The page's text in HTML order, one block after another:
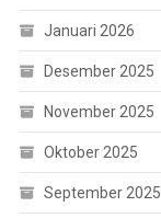
Januari 2026
Desember 2025
November 2025
Oktober 2025
September 2025